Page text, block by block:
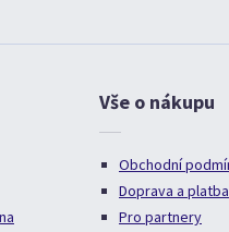
Vše o nákupu
Obchodní
Doprava a platba
Pro partnery